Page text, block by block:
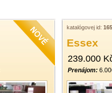
katalógovej id:
Essex
239.000
Prenájom: